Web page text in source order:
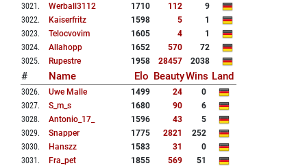
3021 . Werball3112 1710 112
9
3022. Kaiserfritz 1598 5
1
3023. Telocvovim 1605 4
1
3024. Allahopp 1652 570
72
3025. Rupestre 1958 28457 2038
# Name Elo BeautyWins Land
3026. Uwe Malle 1499 24
0
3027. S_m_s 1680 90
6
3028. Antonio_17_ 1596 43
5
3029. Snapper 1775 2821
252
3030. Hanszz 1583 31
0
3031 . Fra_pet 1855 569
51